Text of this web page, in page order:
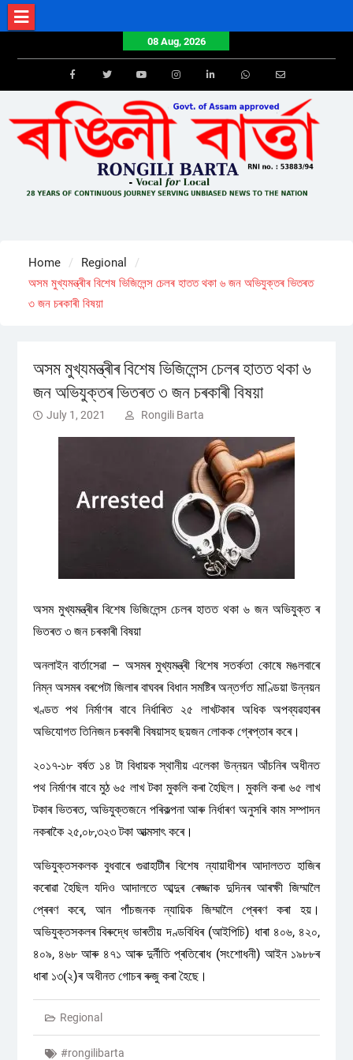
Skip
to
08 Aug, 2026
FacebookTwitterYoutube Email
Home
Regional
অসম মুখ্যমন্ত্ৰীৰ বিশেষ ভিজিলেন্স চেলৰ হাতত থকা ৬ জন অভিযুক্তৰ ভিতৰত
৩ জন চৰকাৰী বিষয়া
অসম মুখ্যমন্ত্ৰীৰ বিশেষ ভিজিলেন্স চেলৰ হাতত থকা ৬
জন অভিযুক্তৰ ভিতৰত ৩ জন চৰকাৰী বিষয়া
July 1, 2021 Rongili Barta
অসম মুখ্যমন্ত্ৰীৰ বিশেষ ভিজিলেন্স চেলৰ হাতত থকা ৬ জন অভিযুক্ত ৰ
ভিতৰত ৩ জন চৰকাৰী বিষয়া
অনলাইন বাৰ্তাসেৱা – অসমৰ মুখ্যমন্ত্ৰী বিশেষ সতৰ্কতা কোষে মঙলবাৰে
নিম্ন অসমৰ বৰপেটা জিলাৰ বাঘবৰ বিধান সমষ্টিৰ অন্তৰ্গত মাণ্ডিয়া উন্নয়ন
খণ্ডত পথ নিৰ্মাণৰ বাবে নিৰ্ধাৰিত ২৫ লাখটকাৰ অধিক অপব্যৱহাৰৰ
অভিযোগত তিনিজন চৰকাৰী বিষয়াসহ ছয়জন লোকক গ্ৰেপ্তাৰ কৰে।
২০১৭-১৮ বৰ্ষত ১৪ টা বিধায়ক স্থানীয় এলেকা উন্নয়ন আঁচনিৰ অধীনত
পথ নিৰ্মাণৰ বাবে মুঠ ৬৫ লাখ টকা মুকলি কৰা হৈছিল। মুকলি কৰা ৬৫ লাখ
টকাৰ ভিতৰত, অভিযুক্তজনে পৰিকল্পনা আৰু নিৰ্ধাৰণ অনুসৰি কাম সম্পাদন
নকৰাকৈ ২৫,০৮,৩২৩ টকা আত্মসাৎ কৰে।
অভিযুক্তসকলক বুধবাৰে গুৱাহাটীৰ বিশেষ ন্যায়াধীশৰ আদালতত হাজিৰ
কৰোৱা হৈছিল যদিও আদালতে আব্দুৰ ৰেজ্জাক দুদিনৰ আৰক্ষী জিম্মালৈ
প্ৰেৰণ কৰে, আন পাঁচজনক ন্যায়িক জিম্মালৈ প্ৰেৰণ কৰা হয়।
অভিযুক্তসকলৰ বিৰুদ্ধে ভাৰতীয় দণ্ডবিধিৰ (আইপিচি) ধাৰা ৪০৬, ৪২০,
৪০৯, ৪৬৮ আৰু ৪৭১ আৰু দুৰ্নীতি প্ৰতিৰোধ (সংশোধনী) আইন ১৯৮৮ৰ
ধাৰা ১৩(২)ৰ অধীনত গোচৰ ৰুজু কৰা হৈছে।
Regional
#rongilibarta